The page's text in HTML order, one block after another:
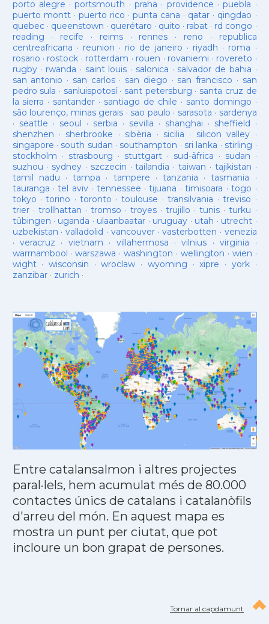
porto alegre ·portsmouth ·praha · providence ·puebla ·
puerto montt· puerto rico ·punta cana · qatar · qingdao ·
quebec· queenstown · querétaro · quito · rabat · rd congo ·
reading · recife · reims· rennes · reno · republica
centreafricana · reunion · rio de janeiro · riyadh · roma ·
rosario · rostock · rotterdam · rouen · rovaniemi · rovereto ·
rugby· rwanda · saint louis · salonica · salvador de bahia ·
san antonio · san carlos· san diego · san francisco · san
pedro sula · sanluispotosí· sant petersburg · santa cruz de
la sierra · santander · santiago de chile · santo domingo ·
são lourenço, minas gerais · sao paulo · sarasota · sardenya
· seattle · seoul · serbia · sevilla · shanghai · sheffield ·
shenzhen · sherbrooke · sibèria · sicilia · silicon valley ·
singapore · south sudan · southampton · sri lanka · stirling ·
stockholm · strasbourg · stuttgart· sud-âfrica · sudan ·
suzhou · sydney · szczecin ·tailandia ·taiwan · tajikistan ·
tamil nadu ·tampa · tampere · tanzania ·tasmania ·
tauranga ·tel aviv· tennessee ·tijuana ·timisoara ·togo ·
tokyo ·torino ·toronto ·toulouse ·transilvania ·treviso ·
trier· trollhattan · tromso · troyes·trujillo ·tunis ·turku ·
tübingen · uganda · ulaanbaatar · uruguay · utah · utrecht ·
uzbekistan · valladolid · vancouver· vasterbotten · venezia
· veracruz · vietnam · villahermosa ·vilnius ·virginia ·
warrnambool ·warszawa ·washington · wellington · wien ·
wight· wisconsin ·wroclaw · wyoming ·xipre · york·
zanzibar· zurich ·
Entre catalansalmon i altres projectes
paral·lels, hem acumulat més de 80.000
contactes únics de catalans i catalanòfils
d'arreu del món. En aquest mapa es
mostra un punt per ciutat, que pot
incloure un bon grapat de persones.
Tornar al capdamunt